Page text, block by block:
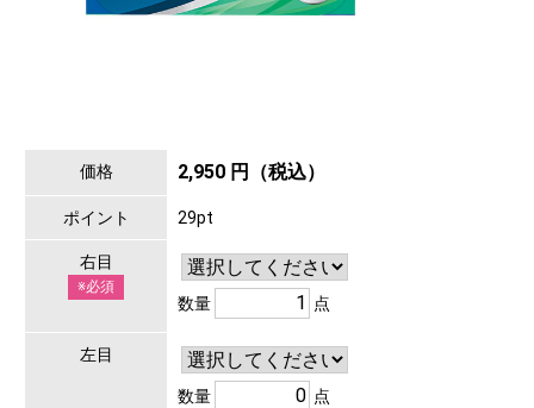
価格 2,950 円（税込）
ポイント 29pt
右目
※必須
数量 点
左目
数量 点